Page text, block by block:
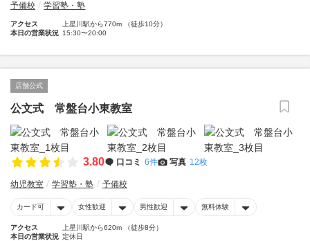
予備校 学習塾・塾
アクセス
上星川駅から770m （徒歩10分）
本日の営業状況 15:30〜20:00
店舗公式
公文式 常盤台小東教室
3.80 口コミ 6件 写真 12枚
幼児教室 学習塾・塾 予備校
カード可 女性歓迎 男性歓迎 無料体験
アクセス
上星川駅から620m （徒歩8分）
本日の営業状況 定休日